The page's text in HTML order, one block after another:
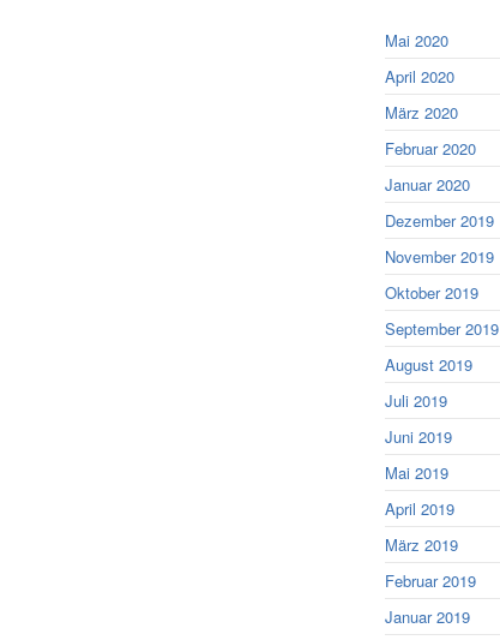
Mai 2020
April 2020
März 2020
Februar 2020
Januar 2020
Dezember 2019
November 2019
Oktober 2019
September 2019
August 2019
Juli 2019
Juni 2019
Mai 2019
April 2019
März 2019
Februar 2019
Januar 2019